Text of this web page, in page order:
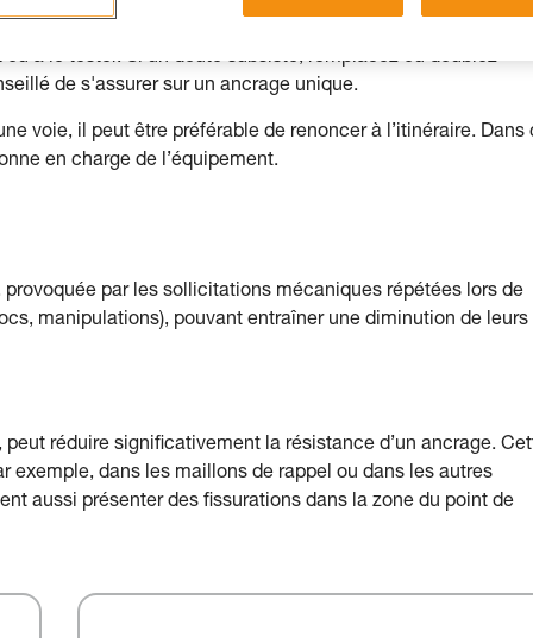
à le tester. Si un doute subsiste, remplacez ou doublez
de s'assurer sur un ancrage unique.
voie, il peut être préférable de renoncer à l’itinéraire. Dans
en charge de l’équipement.
par les sollicitations mécaniques répétées lors de
manipulations), pouvant entraîner une diminution de leurs
réduire significativement la résistance d’un ancrage.
exemple, dans les maillons de rappel ou dans les autres
aussi présenter des fissurations dans la zone du point de